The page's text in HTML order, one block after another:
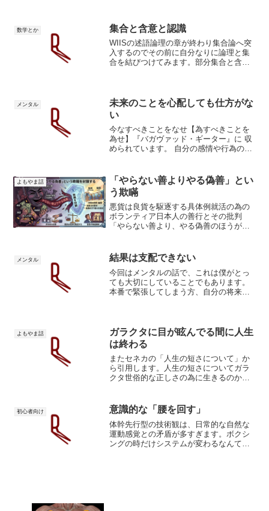
数学とか 集合と含意と認識
WIISの述語論理の章が終わり集合論へ突
入するのでその前に自分なりに論理と集
合を結びつけてみます。部分集合と含意
してみます。A⊆BA...
メンタル
未来のことを心配しても仕方がな
い
今なすべきことをなせ【為すべきことを
為せ】『バガヴァッド・ギーター』に 収
められています。 自分の感情や行為の結
ない未来は不確実で何が起こるのか、上
手くいくのか苦労する...
よもやま話
「やらない善よりやる偽善」とい
う欺瞞
悪貨は良貨を駆逐する具体例就活の為の
ボランティア日本人の善行とその批判
「やらない善より、やる偽善のほうがマ
論」として頻繁に消費されます。行動の
効用（結果）を重視し、何も...
メンタル 結果は支配できない
今回はメンタルの話で、これは僕がとっ
ても大切にしていることでもあります。
本番で緊張してしまう方、自分の将来に
複雑に絡みなって生み出さ...
よもやま話
ガラクタに目が眩んでる間に人生
は終わる
またセネカの「人生の短さについて」か
ら引用します。人生の短さについてガラ
クタ世俗的な正しさの為に生きるのか、
を生きるのか。心が躍動するのは「認め
てもらう」ではなく、「認...
初心者向け 意識的な「腰を回す」
体幹先行型の技術観は、日常的な自然な
運動感覚との矛盾が多すぎます。ボクシ
ングの時だけシステムが変わるなんてこ